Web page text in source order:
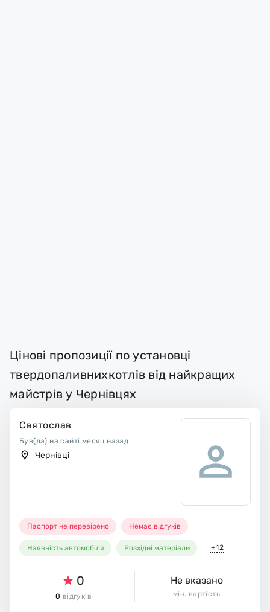
Цінові пропозиції по установці
твердопаливнихкотлів від найкращих
майстрів у Чернівцях
Святослав
Був(ла) на сайті месяц назад
Чернівці
Паспорт не перевірено Немає відгуків
Наявність автомобіля Розхідні матеріали +12
0
0 відгуків
Не вказано
мін. вартість